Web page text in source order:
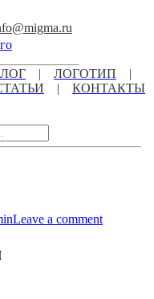
| ЛОГОТИП
|
| КОНТАКТЫ
Leave a comment